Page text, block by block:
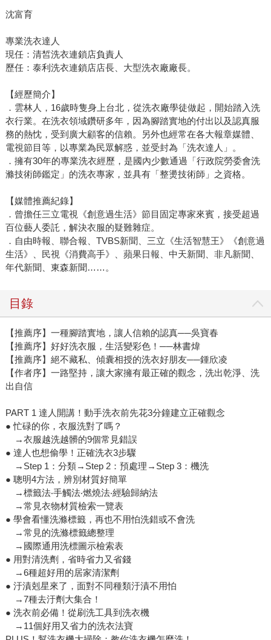
沈富育
專業洗衣達人
現任：清皙洗衣連鎖店負責人
歷任：泰利洗衣連鎖店店長、大型洗衣廠廠長。
【經歷簡介】
．雲林人，16歲時隻身上台北，從洗衣廠學徒做起，開始踏入洗
衣行業。在洗衣領域鑽研多年，因為腳踏實地的付出以及認真服
務的熱忱，受到廣大顧客的信賴。另外也經常在各大報章媒體、
電視節目等，以專業為民眾解惑，並受封為「洗衣達人」。
．擁有30年的專業洗衣經歷，是國內少數通過「行政院勞委會洗
滌技術師鑑定」的洗衣專家，並具有「整燙技術師」之資格。
【媒體推薦紀錄】
．曾擔任三立電視《創意過生活》節目固定專家來賓，接受超過
百位藝人委託，解決衣服的疑難雜症。
．自由時報、聯合報、TVBS新聞、三立《生活智慧王》《創意過
生活》、民視《消費高手》、蘋果日報、中天新聞、非凡新聞、
年代新聞、東森新聞……。
目錄
【推薦序】一種腳踏實地，讓人信賴的認真──吳寶春
【推薦序】好好洗衣服，生活變彩色！──林書煒
【推薦序】絕不藏私、傾囊相授的洗衣好朋友──鍾欣凌
【作者序】一路堅持，讓大家擁有最正確的觀念，洗出乾淨、洗
出自信
PART 1 達人開講！動手洗衣前先花3分鐘建立正確觀念
● 忙碌的你，衣服洗對了嗎？
→衣服越洗越髒的9個常見錯誤
● 達人也想偷學！正確洗衣3步驟
→Step 1：分類→Step 2：預處理→Step 3：機洗
● 聰明4方法，辨別材質好簡單
→標籤法‧手觸法‧燃燒法‧經驗歸納法
→常見衣物材質檢索一覽表
● 學會看懂洗滌標籤，再也不用怕洗錯或不會洗
→常見的洗滌標籤總整理
→國際通用洗標圖示檢索表
● 用對清洗劑，省時省力又省錢
→6種超好用的居家清潔劑
● 汙漬剋星來了，面對不同種類汙漬不用怕
→7種去汙劑大集合！
● 洗衣前必備！從刷洗工具到洗衣機
→11個好用又省力的洗衣法寶